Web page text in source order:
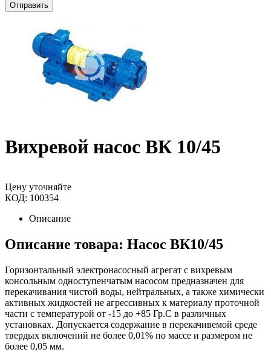
Отправить
Вихревой насос ВК 10/45
Цену уточняйте
КОД: 100354
Описание
Описание товара: Насос ВК10/45
Горизонтальный электронасосный агрегат с вихревым
консольным одноступенчатым насосом предназначен для
перекачивания чистой воды, нейтральных, а также химически
активных жидкостей не агрессивных к материалу проточной
части с температурой от -15 до +85 Гр.С в различных
установках. Допускается содержание в перекачивемой среде
твердых включений не более 0,01% по массе и размером не
более 0,05 мм.